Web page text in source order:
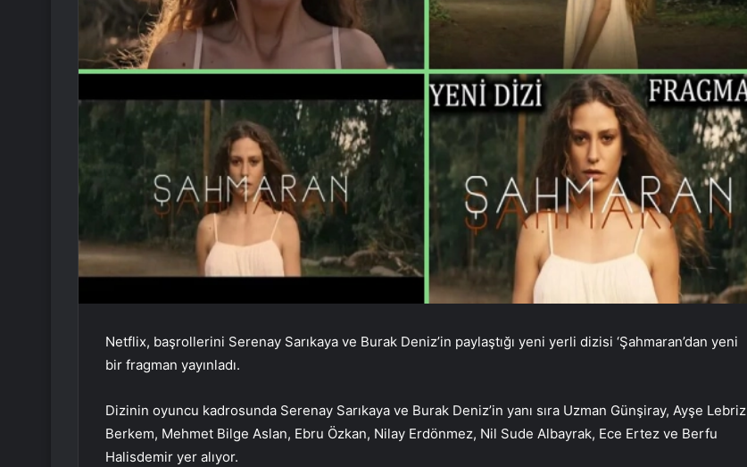
Netflix, başrollerini Serenay Sarıkaya ve Burak Deniz’in paylaştığı yeni yerli dizisi ‘Şahmaran’dan yeni
bir fragman yayınladı.
Dizinin oyuncu kadrosunda Serenay Sarıkaya ve Burak Deniz’in yanı sıra Uzman Günşiray, Ayşe Lebriz
Berkem, Mehmet Bilge Aslan, Ebru Özkan, Nilay Erdönmez, Nil Sude Albayrak, Ece Ertez ve Berfu
Halisdemir yer alıyor.